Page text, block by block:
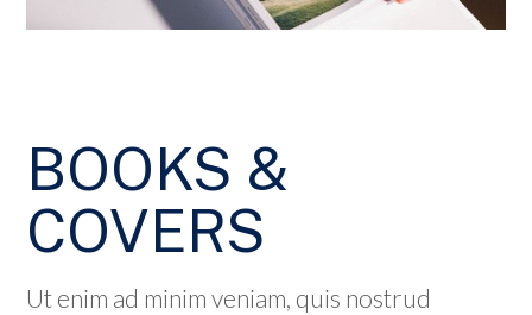
BOOKS &
COVERS
Ut enim ad minim veniam, quis nostrud